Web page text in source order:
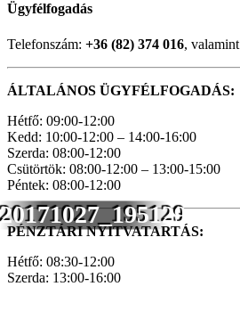
20171027_195129
Ügyfélfogadás
Telefonszám: +36 (82) 374 016, valamint
ÁLTALÁNOS ÜGYFÉLFOGADÁS:
Hétfő: 09:00-12:00
Kedd: 10:00-12:00 – 14:00-16:00
Szerda: 08:00-12:00
Csütörtök: 08:00-12:00 – 13:00-15:00
Péntek: 08:00-12:00
PÉNZTÁRI NYITVATARTÁS:
Hétfő: 08:30-12:00
Szerda: 13:00-16:00